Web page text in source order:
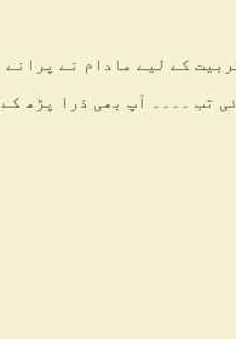
کے لیے مادام نے پرانے
تب ۔۔۔۔ آپ بھی ذرا پڑھ کے